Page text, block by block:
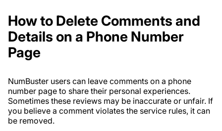
How to Delete Comments and
Details on a Phone Number
Page
NumBuster users can leave comments on a phone
number page to share their personal experiences.
Sometimes these reviews may be inaccurate or unfair. If
you believe a comment violates the service rules, it can
be removed.